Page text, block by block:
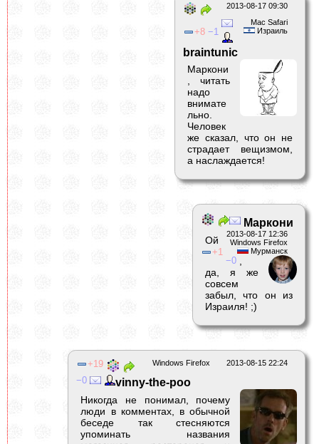
2013-08-17 09:30
Mac Safari
Израиль
8 1
braintunic
Маркони
, читать
надо
внимате
льно.
Человек
же сказал, что он не
страдает вещизмом,
а наслаждается!
2013-08-17 12:36
Windows Firefox
Мурманск
1
0
Маркони
Ой
да, я же
совсем
забыл, что он из
Израиля! ;)
2013-08-15 22:24
Windows Firefox
19
0
vinny-the-poo
Никогда не понимал, почему
люди в комментах, в обычной
беседе так стесняются
упоминать названия